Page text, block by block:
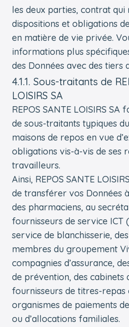
les deux parties, contrat qui
dispositions et obligations
en matière de vie privée.
informations plus
des Données avec des tiers
4.1.1. Sous-traitants de
LOISIRS SA
REPOS SANTE LOISIRS
de sous-traitants typiques
maisons de repos en vue
obligations vis-à-vis de ses
travailleurs.
Ainsi, REPOS SANTE
de transférer vos Données
des pharmaciens, au
fournisseurs de service ICT
service de blanchisserie,
membres du groupement
compagnies d’assurance,
de prévention, des cabinets
fournisseurs de titres-repas
organismes de paiements
ou d’allocations familiales.